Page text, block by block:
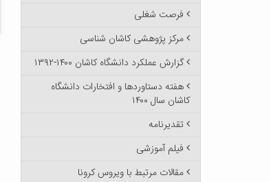
فرصت شغلی
مرکز پژوهشی کاشان شناسی
گزارش عملکرد دانشگاه کاشان ۱۴۰۰-۱۳۹۲
هفته دستاوردها و افتخارات دانشگاه
کاشان سال ۱۴۰۰
تقدیرنامه
فیلم آموزشی
مقالات مرتبط با ویروس کرونا